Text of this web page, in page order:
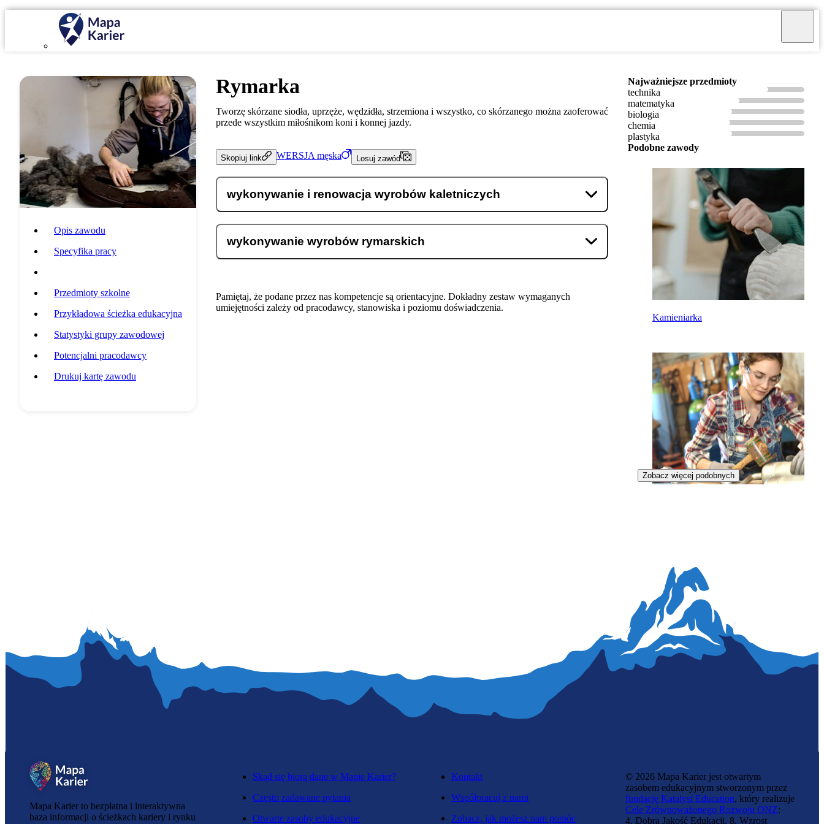
Opis zawodu
Specyfika pracy
Przedmioty szkolne
Przykładowa ścieżka edukacyjna
Statystyki grupy zawodowej
Potencjalni pracodawcy
Drukuj kartę zawodu
Rymarka
Tworzę skórzane siodła, uprzęże, wędzidła, strzemiona i wszystko, co skórzanego można zaoferować
przede wszystkim miłośnikom koni i konnej jazdy.
Skopiuj link WERSJA męska Losuj zawód
wykonywanie i renowacja wyrobów kaletniczych
wykonywanie wyrobów rymarskich
Pamiętaj, że podane przez nas kompetencje są orientacyjne. Dokładny zestaw wymaganych
umiejętności zależy od pracodawcy, stanowiska i poziomu doświadczenia.
Najważniejsze przedmioty
technika
matematyka
biologia
chemia
plastyka
Podobne zawody
Kamieniarka
Zobacz więcej podobnych
Mapa Karier to bezpłatna i interaktywna
baza informacji o ścieżkach kariery i rynku
Skąd się biorą dane w Mapie Karier?
Często zadawane pytania
Otwarte zasoby edukacyjne
Kontakt
Współpracuj z nami
Zobacz, jak możesz nam pomóc
© 2026 Mapa Karier jest otwartym
zasobem edukacyjnym stworzonym przez
fundację Katalyst Education, który realizuje
Cele Zrównoważonego Rozwoju ONZ:
4. Dobra Jakość Edukacji, 8. Wzrost